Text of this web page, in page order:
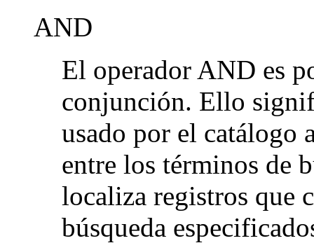
AND
El operador AND es
conjunción. Ello
usado por el catálogo
entre los términos de
localiza registros que
búsqueda